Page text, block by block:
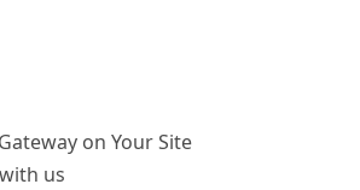
on Your Site
us